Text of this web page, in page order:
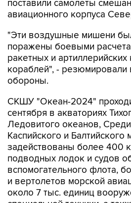
"Эти воздушные мишени
ракетных и артиллерийских
кораблей", - резюмировали
обороны.
СКШУ "Океан-2024"
Ледовитого океанов,
Каспийского и Балтийского
задействованы более 400
подводных лодок и судов
вспомогательного флота,
и вертолетов морской
около 7 тыс. единиц
специальной техники, а
военнослужащих.